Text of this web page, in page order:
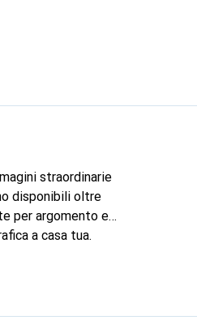
straordinarie
disponibili oltre
per argomento e
a casa tua.
a 15 film e accedi
e intrattenimento